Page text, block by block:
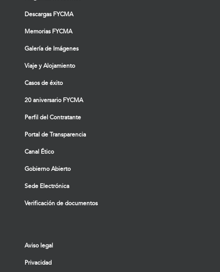
Descargas FYCMA
Memorias FYCMA
Galería de Imágenes
Viaje y Alojamiento
Casos de éxito
20 aniversario FYCMA
Perfil del Contratante
Portal de Transparencia
Canal Ético
Gobierno Abierto
Sede Electrónica
Verificación de documentos
Aviso legal
Privacidad